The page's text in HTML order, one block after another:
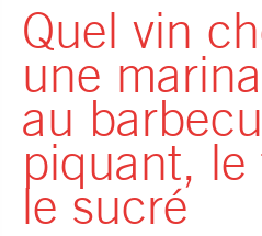
Quel vin
une
au
piquant, le
le sucré